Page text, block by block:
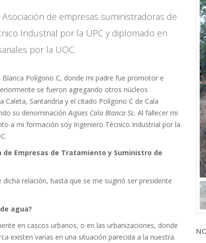
de empresas suministradoras de
Industrial por la UPC y diplomado en
por la UOC.
Polígono C, donde mi padre fue promotor e
se fueron agregando otros núcleos
Santandria y el citado Polígono C de Cala
su denominaciónAigües Cala Blanca SL. Al fallecer mi
a mi formación soy Ingeniero Técnico Industrial por la
de Empresas de Tratamiento y Suministro de
relación, hasta que se me sugirió ser presidente
agua?
en cascos urbanos, o en las urbanizaciones, donde
existen varias en una situación parecida a la nuestra.